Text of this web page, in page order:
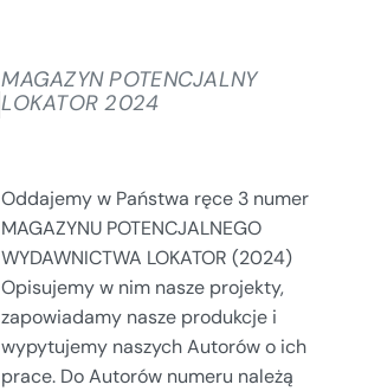
MAGAZYN POTENCJALNY
LOKATOR 2024
Oddajemy w Państwa ręce 3 numer
MAGAZYNU POTENCJALNEGO
WYDAWNICTWA LOKATOR (2024)
Opisujemy w nim nasze projekty,
zapowiadamy nasze produkcje i
wypytujemy naszych Autorów o ich
prace. Do Autorów numeru należą